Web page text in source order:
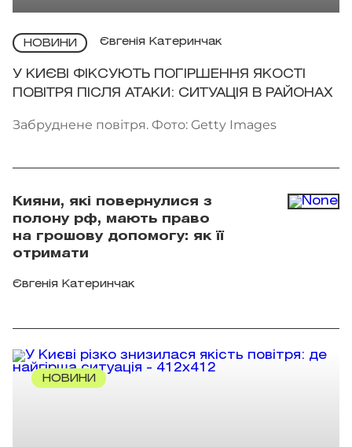
НОВИНИ Євгенія Катеринчак
У КИЄВІ ФІКСУЮТЬ ПОГІРШЕННЯ ЯКОСТІ
ПОВІТРЯ ПІСЛЯ АТАКИ: СИТУАЦІЯ В РАЙОНАХ
Забруднене повітря. Фото: Getty Images
Кияни, які повернулися з
полону рф, мають право
на грошову допомогу: як її
отримати
Євгенія Катеринчак
НОВИНИ